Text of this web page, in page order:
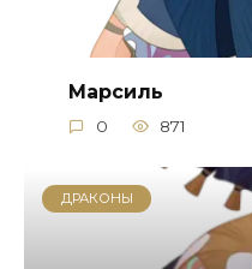
Марсиль
0 871
ДРАКОНЫ